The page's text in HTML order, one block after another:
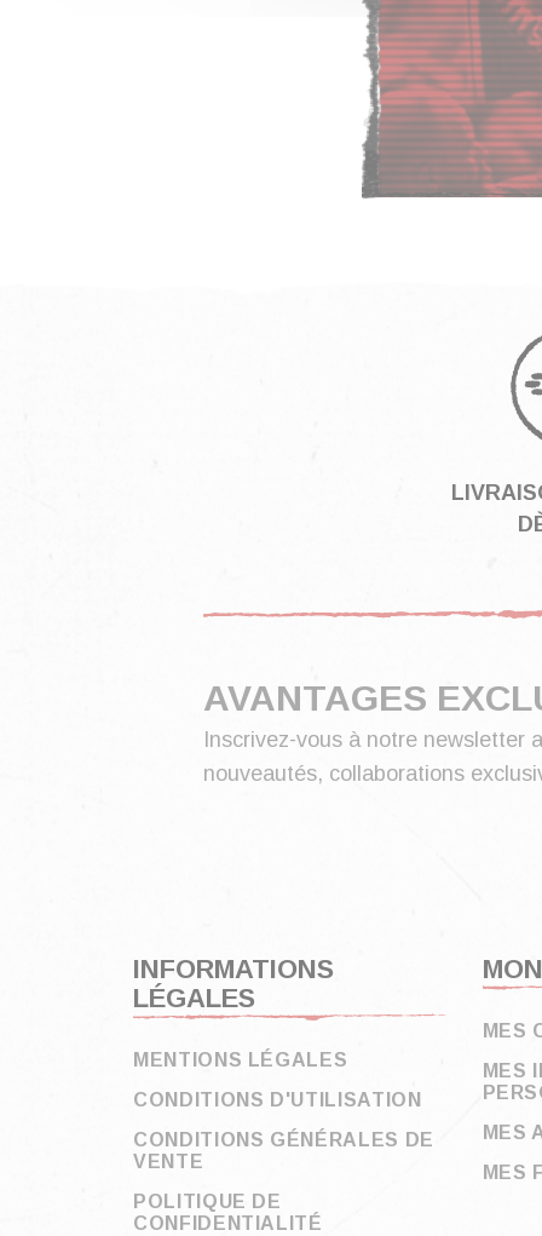
INFORMATIONS
LÉGALES
MENTIONS LÉGALES
CONDITIONS D'UTILISATION
CONDITIONS GÉNÉRALES DE
VENTE
POLITIQUE DE
CONFIDENTIALITÉ
MES
MES
MES
MES
AVANTAGES
Inscrivez-vous à notre newsletter
nouveautés, collaborations